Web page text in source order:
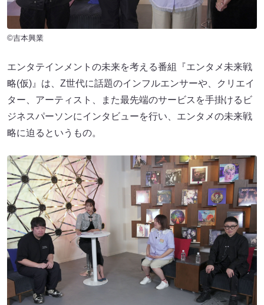
©吉本興業
エンタテインメントの未来を考える番組『エンタメ未来戦
略(仮)』は、Z世代に話題のインフルエンサーや、クリエイ
ター、アーティスト、また最先端のサービスを手掛けるビ
ジネスパーソンにインタビューを行い、エンタメの未来戦
略に迫るというもの。